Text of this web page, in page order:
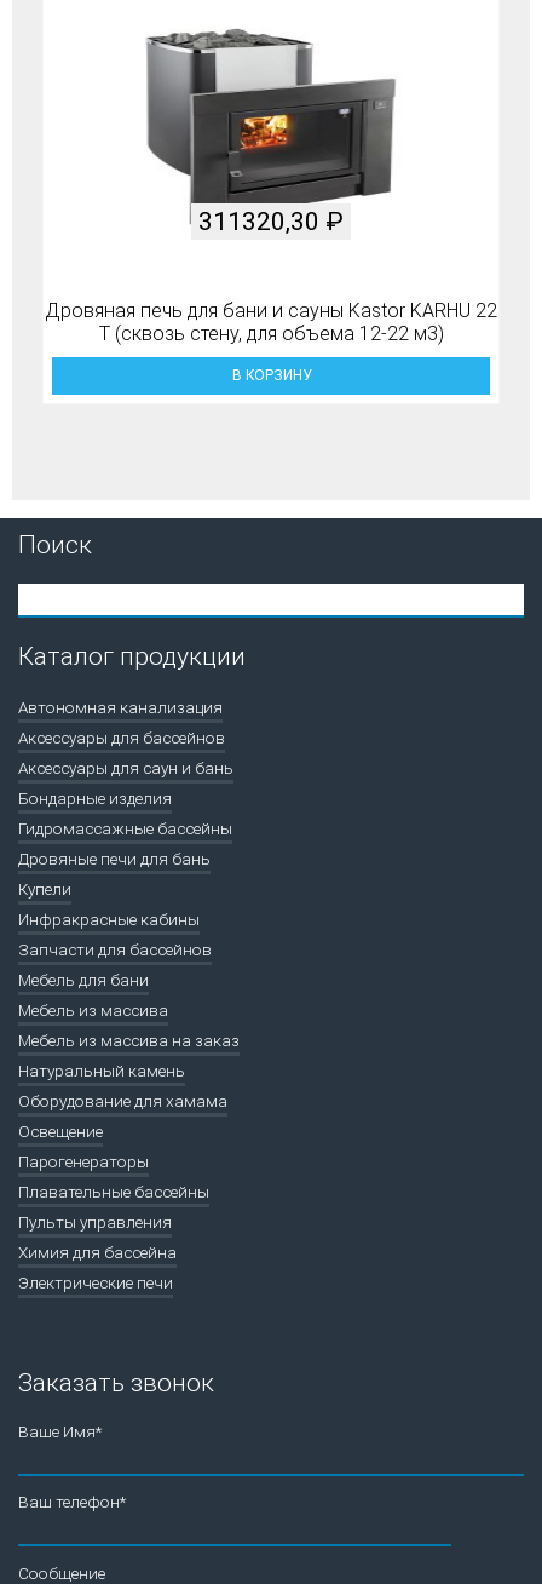
Дровяная печь для бани и сауны Kastor KARHU 22
T (сквозь стену, для объема 12-22 м3)
311320,30 ₽
В КОРЗИНУ
Поиск
Каталог продукции
Автономная канализация
Аксессуары для бассейнов
Аксессуары для саун и бань
Бондарные изделия
Гидромассажные бассейны
Дровяные печи для бань
Купели
Инфракрасные кабины
Запчасти для бассейнов
Мебель для бани
Мебель из массива
Мебель из массива на заказ
Натуральный камень
Оборудование для хамама
Освещение
Парогенераторы
Плавательные бассейны
Пульты управления
Химия для бассейна
Электрические печи
Заказать звонок
Ваше Имя*
Ваш телефон*
Сообщение